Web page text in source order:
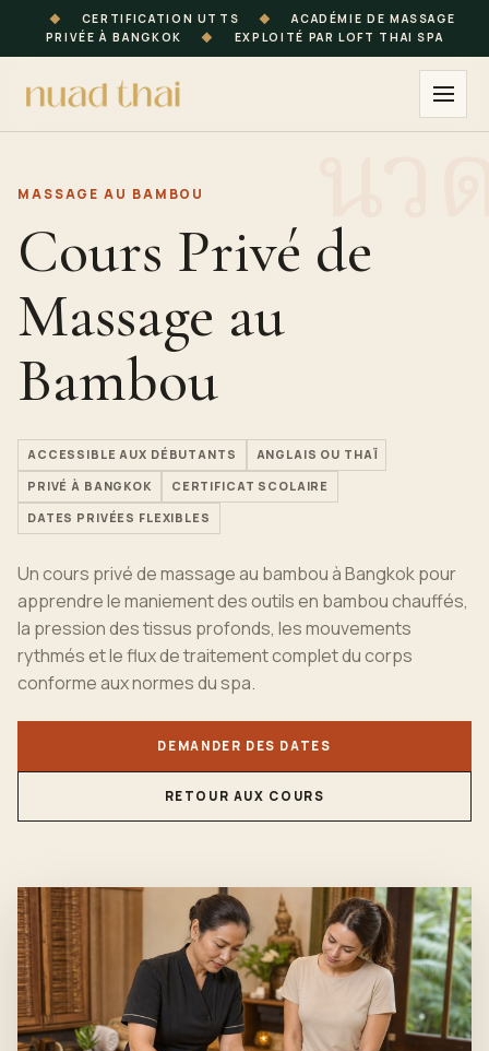
◆ CERTIFICATION UTTS ◆
ACADÉMIE DE MASSAGE
PRIVÉE À BANGKOK
◆ EXPLOITÉ PAR LOFT THAI SPA
MASSAGE AU BAMBOU
Cours Privé de
Massage au
Bambou
ACCESSIBLE AUX DÉBUTANTS ANGLAIS OU THAÏ
PRIVÉ À BANGKOK CERTIFICAT SCOLAIRE
DATES PRIVÉES FLEXIBLES
Un cours privé de massage au bambou à Bangkok pour
apprendre le maniement des outils en bambou chauffés,
la pression des tissus profonds, les mouvements
rythmés et le flux de traitement complet du corps
conforme aux normes du spa.
DEMANDER DES DATES
RETOUR AUX COURS